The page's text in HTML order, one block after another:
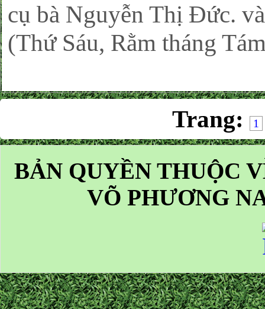
cụ bà Nguyễn Thị Đức.
(Thứ Sáu, Rằm tháng
Trang: 1
BẢN QUYỀN THUỘC
VÕ PHƯƠNG